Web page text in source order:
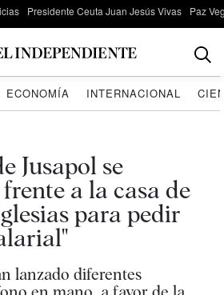
Presidente Ceuta Juan Jesús Vivas Paz
ECONOMÍA INTERNACIONAL
Jusapol se
a la casa de
para pedir
lanzado diferentes